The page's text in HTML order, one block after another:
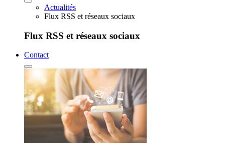
Actualités
Flux RSS et réseaux sociaux
Flux RSS et réseaux sociaux
Contact